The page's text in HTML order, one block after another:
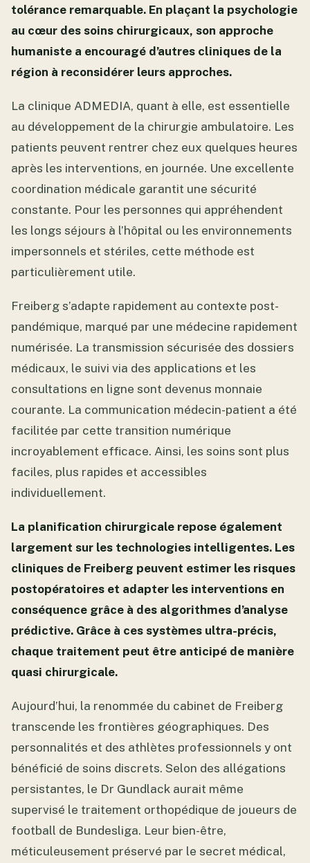
tolérance remarquable. En plaçant la psychologie
au cœur des soins chirurgicaux, son approche
humaniste a encouragé d’autres cliniques de la
région à reconsidérer leurs approches.
La clinique ADMEDIA, quant à elle, est essentielle
au développement de la chirurgie ambulatoire. Les
patients peuvent rentrer chez eux quelques heures
après les interventions, en journée. Une excellente
coordination médicale garantit une sécurité
constante. Pour les personnes qui appréhendent
les longs séjours à l’hôpital ou les environnements
impersonnels et stériles, cette méthode est
particulièrement utile.
Freiberg s’adapte rapidement au contexte post-
pandémique, marqué par une médecine rapidement
numérisée. La transmission sécurisée des dossiers
médicaux, le suivi via des applications et les
consultations en ligne sont devenus monnaie
courante. La communication médecin-patient a été
facilitée par cette transition numérique
incroyablement efficace. Ainsi, les soins sont plus
faciles, plus rapides et accessibles
individuellement.
La planification chirurgicale repose également
largement sur les technologies intelligentes. Les
cliniques de Freiberg peuvent estimer les risques
postopératoires et adapter les interventions en
conséquence grâce à des algorithmes d’analyse
prédictive. Grâce à ces systèmes ultra-précis,
chaque traitement peut être anticipé de manière
quasi chirurgicale.
Aujourd’hui, la renommée du cabinet de Freiberg
transcende les frontières géographiques. Des
personnalités et des athlètes professionnels y ont
bénéficié de soins discrets. Selon des allégations
persistantes, le Dr Gundlack aurait même
supervisé le traitement orthopédique de joueurs de
football de Bundesliga. Leur bien-être,
méticuleusement préservé par le secret médical,